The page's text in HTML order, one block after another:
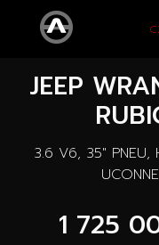
ÚVOD
Všechny vozy
Nové vozy
ČTYŘKOLKY
SERVIS
JEEP
3.6 V6, 35" PNEU,
1 725